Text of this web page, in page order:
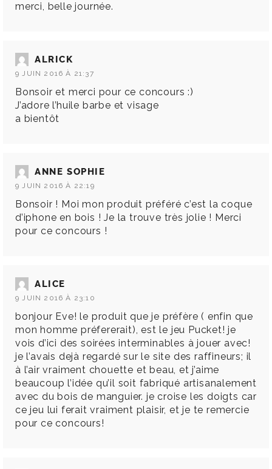
merci, belle journée.
ALRICK
9 JUIN 2016 À 21:37
Bonsoir et merci pour ce concours :)
J’adore l’huile barbe et visage
a bientôt
ANNE SOPHIE
9 JUIN 2016 À 22:19
Bonsoir ! Moi mon produit préféré c’est la coque
d’iphone en bois ! Je la trouve très jolie ! Merci
pour ce concours !
ALICE
9 JUIN 2016 À 23:10
bonjour Eve! le produit que je préfère ( enfin que
mon homme préfererait), est le jeu Pucket! je
vois d’ici des soirées interminables à jouer avec!
je l’avais dejà regardé sur le site des raffineurs; il
à l’air vraiment chouette et beau, et j’aime
beaucoup l’idée qu’il soit fabriqué artisanalement
avec du bois de manguier. je croise les doigts car
ce jeu lui ferait vraiment plaisir, et je te remercie
pour ce concours!